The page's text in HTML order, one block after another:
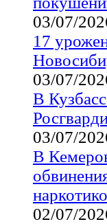
03/07/
17
03/07/
В
03/07/
В
02/07/